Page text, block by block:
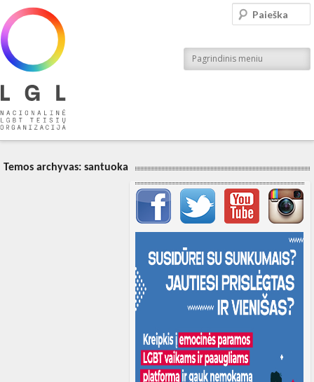
Nacionalinė LGBT teisių organizacija
Pagrindinis meniu
Paieška
Temos archyvas: santuoka
Svarbių įrašų meniu